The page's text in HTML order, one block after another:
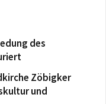
des
Zöbigker
und